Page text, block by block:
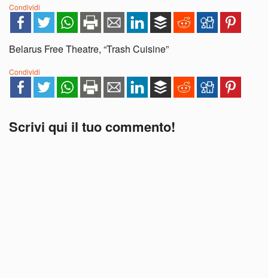
Condividi
Belarus Free Theatre, “Trash Cuisine”
Condividi
Scrivi qui il tuo commento!